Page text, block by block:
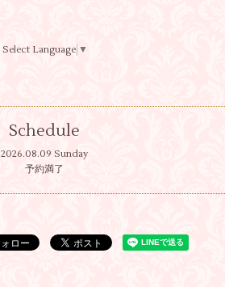
Select Language ▼
Schedule
2026.08.09 Sunday
予約満了